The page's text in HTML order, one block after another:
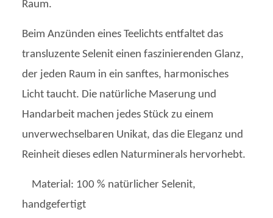
Raum.
Beim Anzünden eines Teelichts entfaltet das
transluzente Selenit einen faszinierenden Glanz,
der jeden Raum in ein sanftes, harmonisches
Licht taucht. Die natürliche Maserung und
Handarbeit machen jedes Stück zu einem
unverwechselbaren Unikat, das die Eleganz und
Reinheit dieses edlen Naturminerals hervorhebt.
Material: 100 % natürlicher Selenit,
handgefertigt